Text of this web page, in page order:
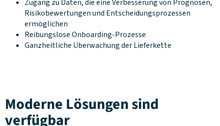
Zugang zu Daten, die eine Verbesserung von Prognosen,
Risikobewertungen und Entscheidungsprozessen
ermöglichen
Reibungslose Onboarding-Prozesse
Ganzheitliche Überwachung der Lieferkette
Moderne Lösungen sind
verfügbar